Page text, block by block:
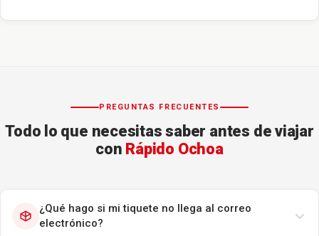
PREGUNTAS FRECUENTES
Todo lo que necesitas saber antes de viajar
con Rápido Ochoa
¿Qué hago si mi tiquete no llega al correo
electrónico?